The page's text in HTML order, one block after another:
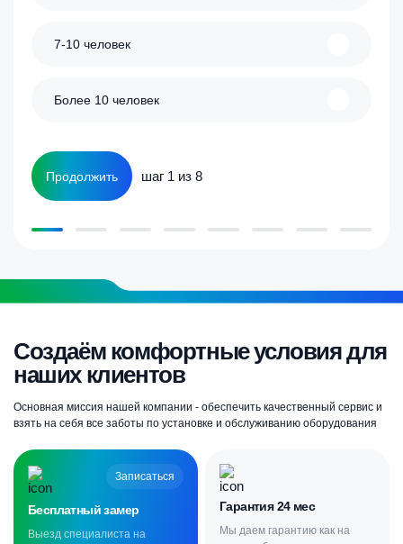
7-10 человек
Более 10 человек
Продолжить шаг 1 из 8
Создаём комфортные условия для
наших клиентов
Основная миссия нашей компании - обеспечить качественный сервис и
взять на себя все заботы по установке и обслуживанию оборудования
Записаться
Бесплатный замер
Выезд специалиста на
Гарантия 24 мес
Мы даем гарантию как на